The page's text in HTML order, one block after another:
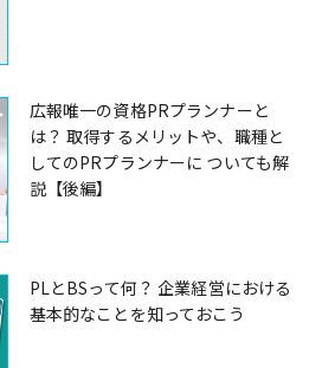
広報唯一の資格PRプランナーと
は？ 取得するメリットや、職種と
してのPRプランナーに ついても解
説【後編】
PLとBSって何？ 企業経営における
基本的なことを知っておこう